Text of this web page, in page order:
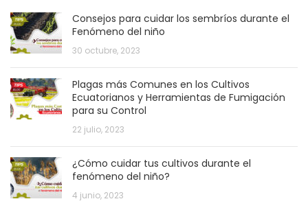
Consejos para cuidar los sembríos durante el
Fenómeno del niño
30 octubre, 2023
Plagas más Comunes en los Cultivos
Ecuatorianos y Herramientas de Fumigación
para su Control
22 julio, 2023
¿Cómo cuidar tus cultivos durante el
fenómeno del niño?
4 junio, 2023